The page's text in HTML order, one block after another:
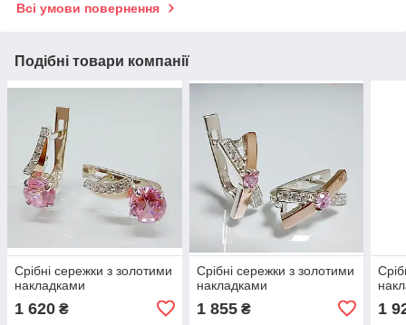
Всі умови повернення
Подібні товари компанії
Срібні сережки з золотими
накладками
1 620 ₴
Срібні сережки з золотими
накладками
1 855₴ 1